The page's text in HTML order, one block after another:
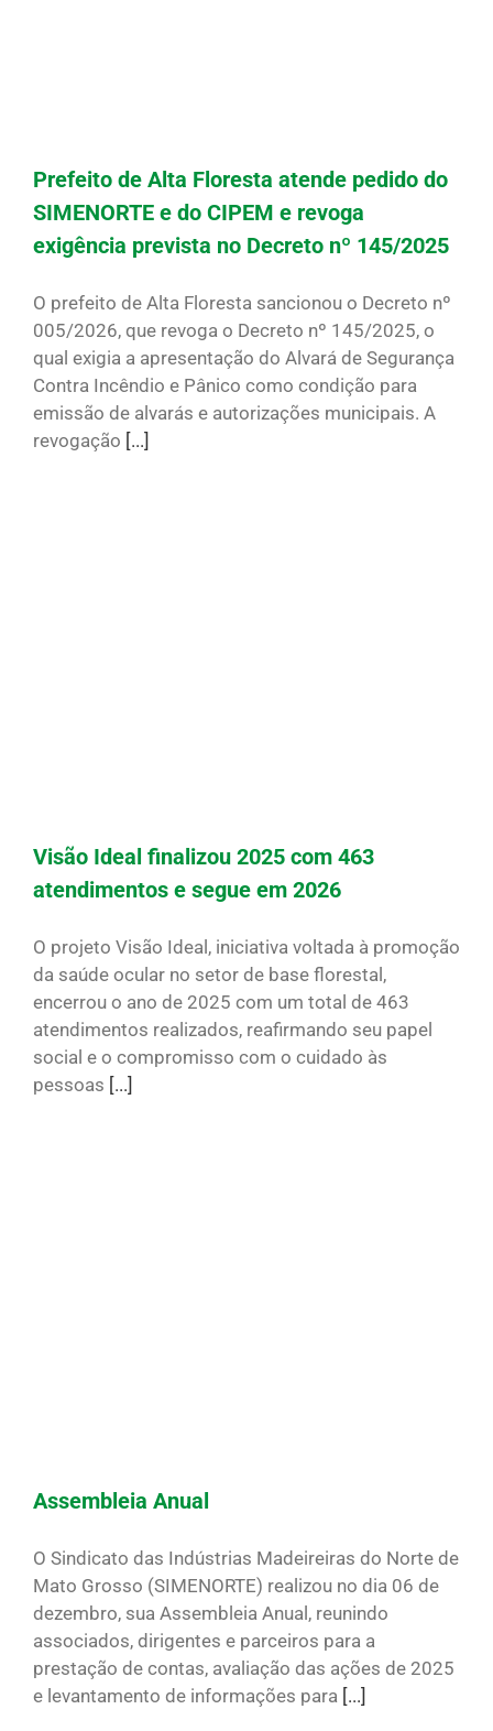
Prefeito de Alta Floresta atende pedido do
SIMENORTE e do CIPEM e revoga
exigência prevista no Decreto nº 145/2025
O prefeito de Alta Floresta sancionou o Decreto nº
005/2026, que revoga o Decreto nº 145/2025, o
qual exigia a apresentação do Alvará de Segurança
Contra Incêndio e Pânico como condição para
emissão de alvarás e autorizações municipais. A
revogação [...]
Visão Ideal finalizou 2025 com 463
atendimentos e segue em 2026
O projeto Visão Ideal, iniciativa voltada à promoção
da saúde ocular no setor de base florestal,
encerrou o ano de 2025 com um total de 463
atendimentos realizados, reafirmando seu papel
social e o compromisso com o cuidado às
pessoas [...]
Assembleia Anual
O Sindicato das Indústrias Madeireiras do Norte de
Mato Grosso (SIMENORTE) realizou no dia 06 de
dezembro, sua Assembleia Anual, reunindo
associados, dirigentes e parceiros para a
prestação de contas, avaliação das ações de 2025
e levantamento de informações para [...]